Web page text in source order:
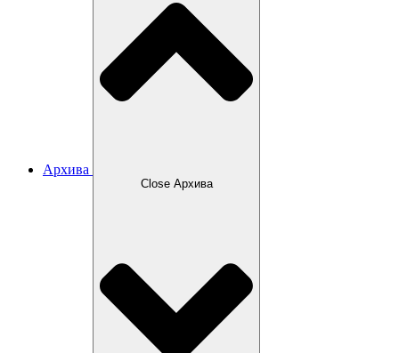
Архива
Close Архива